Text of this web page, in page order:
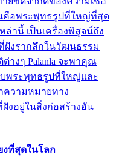
คือพระพุทธรูปที่ใหญ่ที่สุด
ล่านี้ เป็นเครื่องพิสูจน์ถึง
ฝังรากลึกในวัฒนธรรม
งๆ Palanla จะพาคุณ
บพระพุทธรูปที่ใหญ่และ
ความหมายทาง
งอยู่ในสิ่งก่อสร้างอัน
งที่สุดในโลก